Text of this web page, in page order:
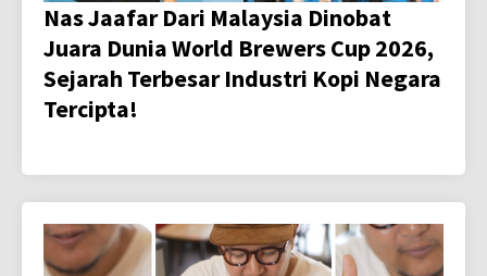
Nas Jaafar Dari Malaysia Dinobat
Juara Dunia World Brewers Cup 2026,
Sejarah Terbesar Industri Kopi Negara
Tercipta!